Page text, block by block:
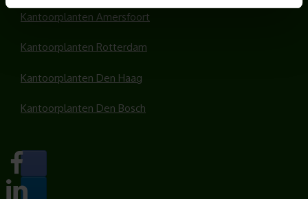
Kantoorplanten Amersfoort
Kantoorplanten Rotterdam
Kantoorplanten Den Haag
Kantoorplanten Den Bosch